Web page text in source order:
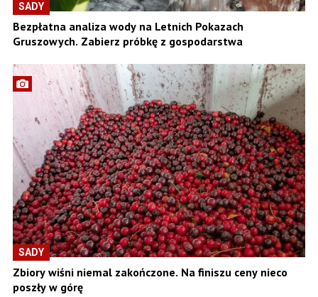
SADY
Bezpłatna analiza wody na Letnich Pokazach
Gruszowych. Zabierz próbkę z gospodarstwa
SADY
Zbiory wiśni niemal zakończone. Na finiszu ceny nieco
poszły w górę